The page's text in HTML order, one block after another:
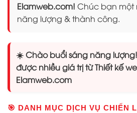
Elamweb.com! Chúc bạn
năng lượng & thành công.
☀️ Chào buổi sáng năng
được nhiều giá trị từ Thiết kế
Elamweb.com
🎯 DANH MỤC DỊCH VỤ CHIẾN